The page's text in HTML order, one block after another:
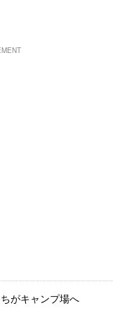
がキャンプ場へ